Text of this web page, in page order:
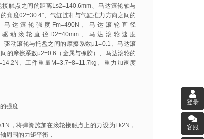
触点之间的距离Ls2=140.6mm、马达滚轮轴与
角度θ2=30.4°、气缸连杆与气缸推力方向之间的
马达滚轮强度Fm=490N、马达滚轮直径
驱动滚轮直径D2=40mm、马达滚轮速度
驱动滚轮与托盘之间的摩擦系数μ1=0.1、马达滚
的摩擦系数μ2=0.6（金属与橡胶）、马达滚轮的
、工件重量M=3.7+8=11.7kg、重力加速度
强度
，将弹簧施加在滚轮接触点上的力设为Fk2N，
周围的力矩平衡，
登录
客服